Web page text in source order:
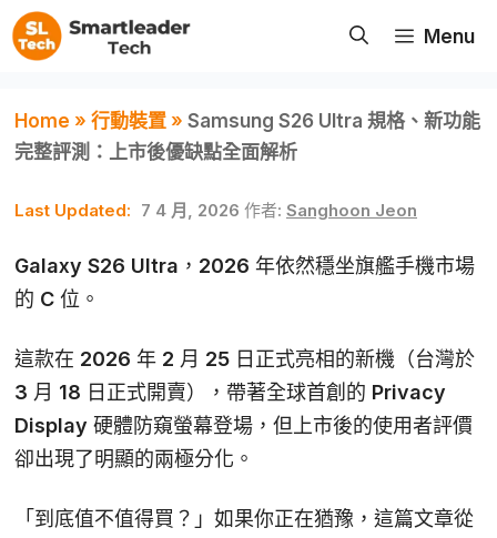
跳
至
要
內
Menu
Home » 行動裝置 » Samsung S26 Ultra 規格、新功能
完整評測：上市後優缺點全面解析
7 4 月, 2026 作者: Sanghoon Jeon
Galaxy S26 Ultra ，2026 年依然穩坐旗艦手機市場
的 C 位。
這款在 2026 年 2 月 25 日正式亮相的新機（台灣於
3 月 18 日正式開賣），帶著全球首創的 Privacy
Display 硬體防窺螢幕登場，但上市後的使用者評價
卻出現了明顯的兩極分化。
「到底值不值得買？」如果你正在猶豫，這篇文章從